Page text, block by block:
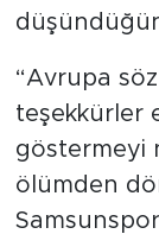
“Avrupa
teşekkürler
göstermeyi
ölümden